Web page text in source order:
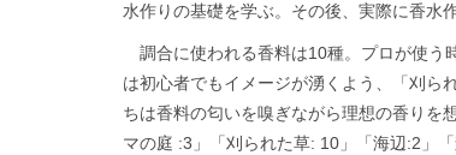
水作りの基礎を学ぶ。その後、実際に香水
調合に使われる香料は10種。プロが使う
は初心者でもイメージが湧くよう、「刈ら
ちは香料の匂いを嗅ぎながら理想の香りを
マの庭 :3」「刈られた草: 10」「海辺:2」